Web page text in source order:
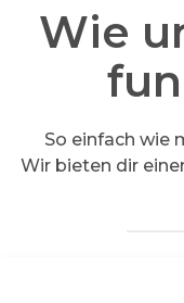
Wie
So einfach wie
Wir bieten dir